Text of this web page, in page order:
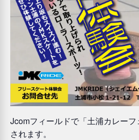
Jcomフィールドで「土浦カレー
されます。